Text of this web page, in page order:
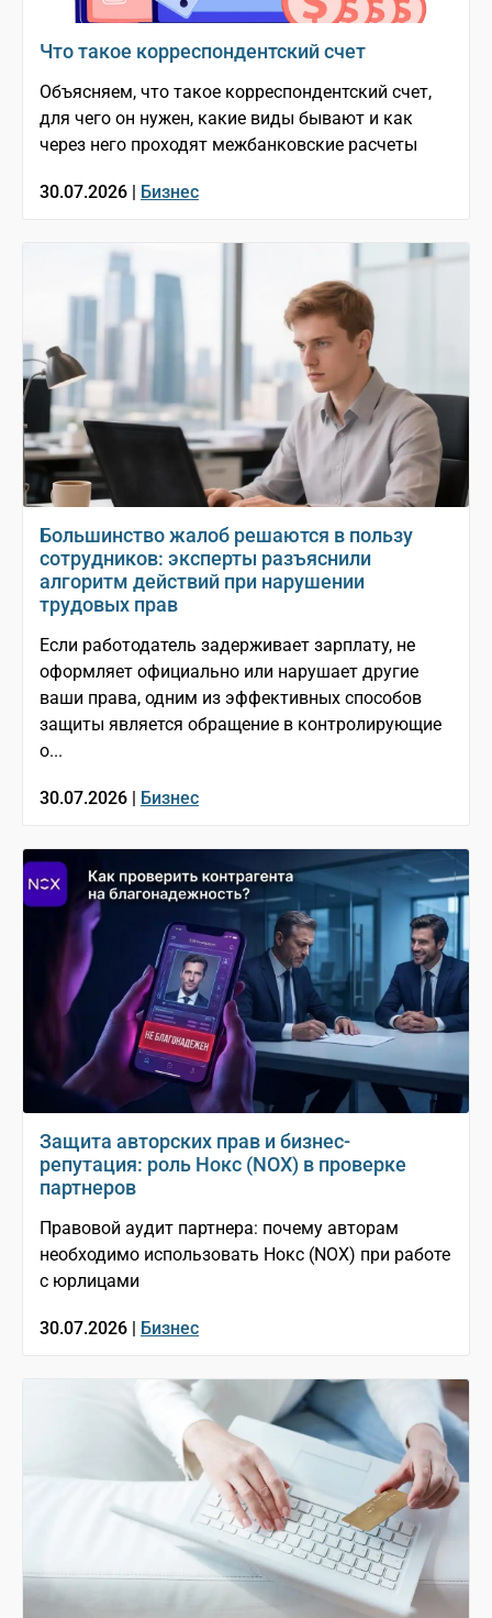
Что такое корреспондентский счет
Объясняем, что такое корреспондентский счет,
для чего он нужен, какие виды бывают и как
через него проходят межбанковские расчеты
30.07.2026 | Бизнес
Большинство жалоб решаются в пользу
сотрудников: эксперты разъяснили
алгоритм действий при нарушении
трудовых прав
Если работодатель задерживает зарплату, не
оформляет официально или нарушает другие
ваши права, одним из эффективных способов
защиты является обращение в контролирующие
о...
30.07.2026 | Бизнес
Защита авторских прав и бизнес-
репутация: роль Нокс (NOX) в проверке
партнеров
Правовой аудит партнера: почему авторам
необходимо использовать Нокс (NOX) при работе
с юрлицами
30.07.2026 | Бизнес